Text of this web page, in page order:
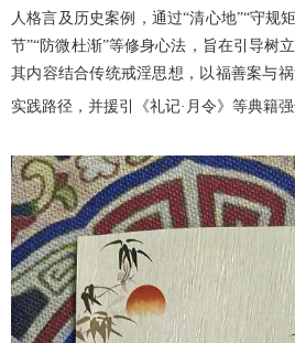
人格言及历史案例，通过“清心地”“守规
节”“防微杜渐”等修身心法，旨在引导树
其内容结合传统戒淫思想，以福善案与
实践路径，并援引《礼记·月令》等典籍强